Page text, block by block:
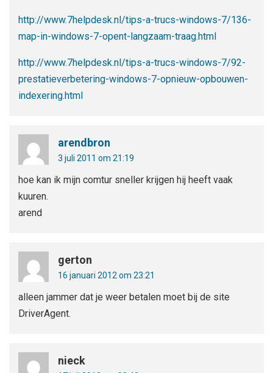
http://www.7helpdesk.nl/tips-a-trucs-windows-7/136-
map-in-windows-7-opent-langzaam-traag.html
http://www.7helpdesk.nl/tips-a-trucs-windows-7/92-
prestatieverbetering-windows-7-opnieuw-opbouwen-
indexering.html
arendbron
3 juli 2011 om 21:19
hoe kan ik mijn comtur sneller krijgen hij heeft vaak
kuuren.
arend
gerton
16 januari 2012 om 23:21
alleen jammer dat je weer betalen moet bij de site
DriverAgent.
nieck